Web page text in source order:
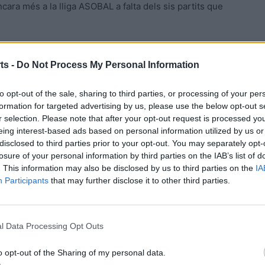
- Do Not Process My Personal Information
opt-out of the sale, sharing to third parties, or processing of your
for targeted advertising by us, please use the below opt-out
selection. Please note that after your opt-out request is processed
interest-based ads based on personal information utilized by us
to third parties prior to your opt-out. You may separately
of your personal information by third parties on the IAB’s list of
This information may also be disclosed by us to third parties on the
Participants that may further disclose it to other third parties.
Data Processing Opt Outs
opt-out of the Sharing of my personal data.
més a la lliga ASOBAL a falta dels sis partits que
Ortega (1), Nil (2), Del Valle (3), Díaz Ledo (4), Pau Ferre
Javier Manzano (2), Poveda (9), David López (2),
Manuel (2), Juan Manuel, Enrique Chacón, Javier
Martín, Alejo (6), Marc Piqueras, Ortiz, Manuel
Bravo.
Van amonestar a Juan Manuel (06:52) i Torres
(05:49 i 29:59) i Arnau Fernández (26:24) del
Javier Andrés (19:28), Ortiz (50:56) i a Manuel Mata